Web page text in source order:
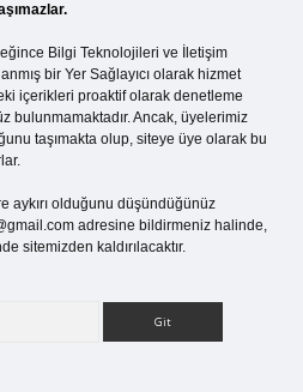
Bilgi Teknolojileri ve İletişim
bir Yer Sağlayıcı olarak hizmet
içerikleri proaktif olarak denetleme
bulunmamaktadır. Ancak, üyelerimiz
taşımakta olup, siteye üye olarak bu
aykırı olduğunu düşündüğünüz
adresine bildirmeniz halinde,
sitemizden kaldırılacaktır.